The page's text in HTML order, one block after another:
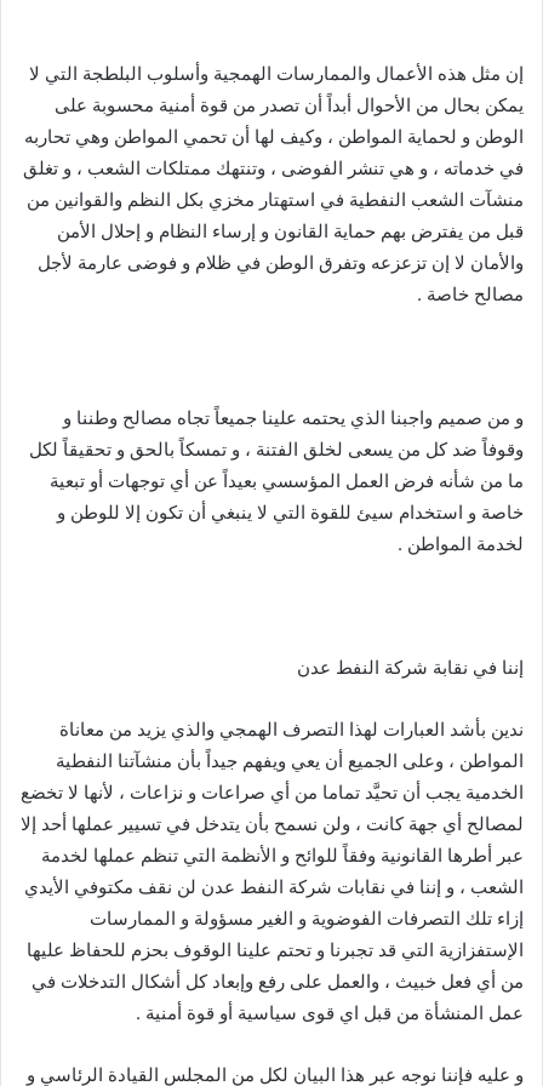
إن مثل هذه الأعمال والممارسات الهمجية وأسلوب البلطجة التي لا
يمكن بحال من الأحوال أبداً أن تصدر من قوة أمنية محسوبة على
الوطن و لحماية المواطن ، وكيف لها أن تحمي المواطن وهي تحاربه
في خدماته ، و هي تنشر الفوضى ، وتنتهك ممتلكات الشعب ، و تغلق
منشآت الشعب النفطية في استهتار مخزي بكل النظم والقوانين من
قبل من يفترض بهم حماية القانون و إرساء النظام و إحلال الأمن
والأمان لا إن تزعزعه وتفرق الوطن في ظلام و فوضى عارمة لأجل
مصالح خاصة .
و من صميم واجبنا الذي يحتمه علينا جميعاً تجاه مصالح وطننا و
وقوفاً ضد كل من يسعى لخلق الفتنة ، و تمسكاً بالحق و تحقيقاً لكل
ما من شأنه فرض العمل المؤسسي بعيداً عن أي توجهات أو تبعية
خاصة و استخدام سيئ للقوة التي لا ينبغي أن تكون إلا للوطن و
لخدمة المواطن .
إننا في نقابة شركة النفط عدن
ندين بأشد العبارات لهذا التصرف الهمجي والذي يزيد من معاناة
المواطن ، وعلى الجميع أن يعي ويفهم جيداً بأن منشآتنا النفطية
الخدمية يجب أن تحيَّد تماما من أي صراعات و نزاعات ، لأنها لا تخضع
لمصالح أي جهة كانت ، ولن نسمح بأن يتدخل في تسيير عملها أحد إلا
عبر أطرها القانونية وفقاً للوائح و الأنظمة التي تنظم عملها لخدمة
الشعب ، و إننا في نقابات شركة النفط عدن لن نقف مكتوفي الأيدي
إزاء تلك التصرفات الفوضوية و الغير مسؤولة و الممارسات
الإستفزازية التي قد تجبرنا و تحتم علينا الوقوف بحزم للحفاظ عليها
من أي فعل خبيث ، والعمل على رفع وإبعاد كل أشكال التدخلات في
عمل المنشأة من قبل اي قوى سياسية أو قوة أمنية .
و عليه فإننا نوجه عبر هذا البيان لكل من المجلس القيادة الرئاسي و